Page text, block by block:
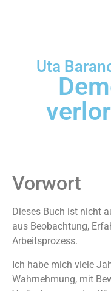
Uta
Vorwort
Dieses Buch ist nicht
aus Beobachtung,
Arbeitsprozess.
Ich habe mich viele
Wahrnehmung, mit